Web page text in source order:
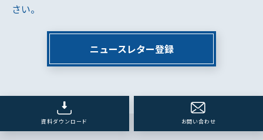
さい。
ニュースレター登録
資料ダウンロード お問い合わせ